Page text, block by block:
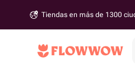
Tiendas en más de 1300